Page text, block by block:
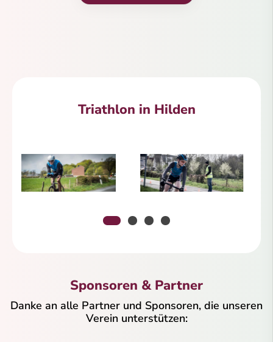
Triathlon in Hilden
Sponsoren & Partner
Danke an alle Partner und Sponsoren, die unseren
Verein unterstützen: